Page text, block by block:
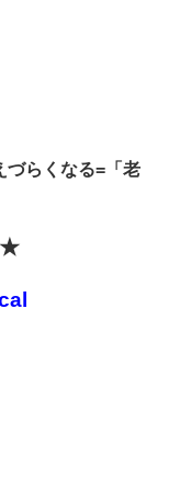
づらくなる=「老